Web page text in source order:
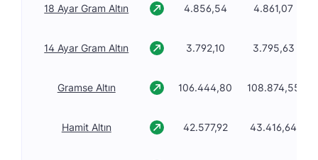
18 Ayar Gram Altın 4.856,54 4.861,07
14 Ayar Gram Altın 3.792,10 3.795,63
Gramse Altın 106.444,80 108.874,55
Hamit Altın 42.577,92 43.416,64